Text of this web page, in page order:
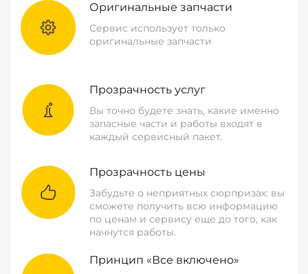
Оригинальные запчасти
Сервис использует только
оригинальные запчасти
Прозрачность услуг
Вы точно будете знать, какие именно
запасные части и работы входят в
каждый сервисный пакет.
Прозрачность цены
Забудьте о неприятных сюрпризах: вы
сможете получить всю информацию
по ценам и сервису еще до того, как
начнутся работы.
Принцип «Все включено»